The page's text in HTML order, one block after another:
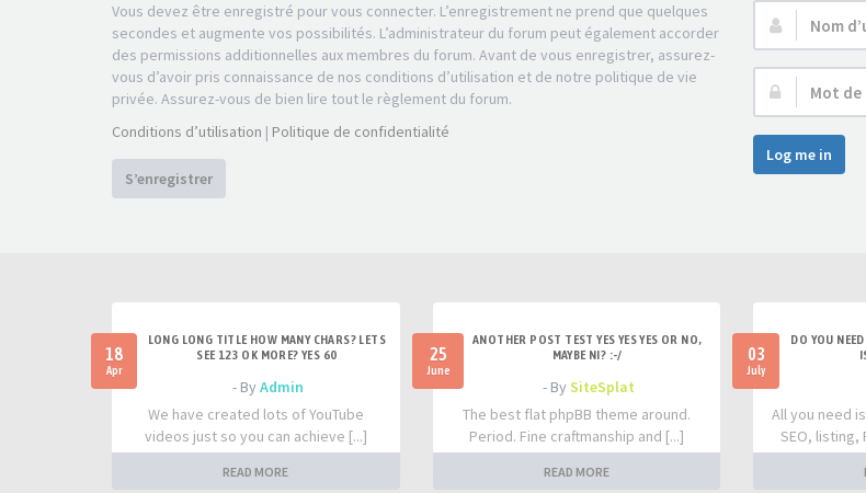
Vous devez être enregistré pour vous connecter. L’enregistrement ne prend que quelques
secondes et augmente vos possibilités. L’administrateur du forum peut également accorder
des permissions additionnelles aux membres du forum. Avant de vous enregistrer, assurez-
vous d’avoir pris connaissance de nos conditions d’utilisation et de notre politique de vie
privée. Assurez-vous de bien lire tout le règlement du forum.
Conditions d’utilisation | Politique de confidentialité
S’enregistrer
Nom
d’utilisateur :
Mot
de
passe :
Log me in
18
Apr
LONG LONG TITLE HOW MANY CHARS? LETS
SEE 123 OK MORE? YES 60
- ByAdmin
We have created lots of YouTube
videos just so you can achieve [...]
READ MORE
25
June
ANOTHER POST TEST YES YES YES OR NO,
MAYBE NI? :-/
- BySiteSplat
The best flat phpBB theme around.
Period. Fine craftmanship and [...]
READ MORE
03
July
DO YOU
All you need
SEO, listing,